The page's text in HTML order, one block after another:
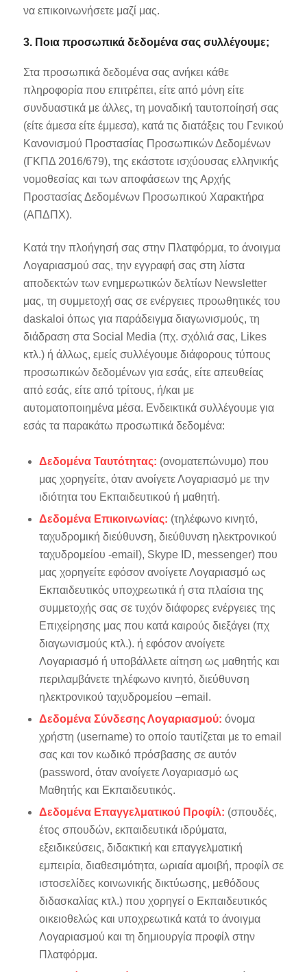
να επικοινωνήσετε μαζί μας.
3. Ποια προσωπικά δεδομένα σας συλλέγουμε;
Στα προσωπικά δεδομένα σας ανήκει κάθε
πληροφορία που επιτρέπει, είτε από μόνη είτε
συνδυαστικά με άλλες, τη μοναδική ταυτοποίησή σας
(είτε άμεσα είτε έμμεσα), κατά τις διατάξεις του Γενικού
Κανονισμού Προστασίας Προσωπικών Δεδομένων
(ΓΚΠΔ 2016/679), της εκάστοτε ισχύουσας ελληνικής
νομοθεσίας και των αποφάσεων της Αρχής
Προστασίας Δεδομένων Προσωπικού Χαρακτήρα
(ΑΠΔΠΧ).
Κατά την πλοήγησή σας στην Πλατφόρμα, το άνοιγμα
Λογαριασμού σας, την εγγραφή σας στη λίστα
αποδεκτών των ενημερωτικών δελτίων Newsletter
μας, τη συμμετοχή σας σε ενέργειες προωθητικές του
daskaloi όπως για παράδειγμα διαγωνισμούς, τη
διάδραση στα Social Media (πχ. σχόλιά σας, Likes
κτλ.) ή άλλως, εμείς συλλέγουμε διάφορους τύπους
προσωπικών δεδομένων για εσάς, είτε απευθείας
από εσάς, είτε από τρίτους, ή/και με
αυτοματοποιημένα μέσα. Ενδεικτικά συλλέγουμε για
εσάς τα παρακάτω προσωπικά δεδομένα:
Δεδομένα Ταυτότητας: (ονοματεπώνυμο) που
μας χορηγείτε, όταν ανοίγετε Λογαριασμό με την
ιδιότητα του Εκπαιδευτικού ή μαθητή.
Δεδομένα Επικοινωνίας: (τηλέφωνο κινητό,
ταχυδρομική διεύθυνση, διεύθυνση ηλεκτρονικού
ταχυδρομείου -email), Skype ID, messenger) που
μας χορηγείτε εφόσον ανοίγετε Λογαριασμό ως
Εκπαιδευτικός υποχρεωτικά ή στα πλαίσια της
συμμετοχής σας σε τυχόν διάφορες ενέργειες της
Επιχείρησης μας που κατά καιρούς διεξάγει (πχ
διαγωνισμούς κτλ.). ή εφόσον ανοίγετε
Λογαριασμό ή υποβάλλετε αίτηση ως μαθητής και
περιλαμβάνετε τηλέφωνο κινητό, διεύθυνση
ηλεκτρονικού ταχυδρομείου –email.
Δεδομένα Σύνδεσης Λογαριασμού: όνομα
χρήστη (username) το οποίο ταυτίζεται με το email
σας και τον κωδικό πρόσβασης σε αυτόν
(password, όταν ανοίγετε Λογαριασμό ως
Μαθητής και Εκπαιδευτικός.
Δεδομένα Επαγγελματικού Προφίλ: (σπουδές,
έτος σπουδών, εκπαιδευτικά ιδρύματα,
εξειδικεύσεις, διδακτική και επαγγελματική
εμπειρία, διαθεσιμότητα, ωριαία αμοιβή, προφίλ σε
ιστοσελίδες κοινωνικής δικτύωσης, μεθόδους
διδασκαλίας κτλ.) που χορηγεί ο Εκπαιδευτικός
οικειοθελώς και υποχρεωτικά κατά το άνοιγμα
Λογαριασμού και τη δημιουργία προφίλ στην
Πλατφόρμα.